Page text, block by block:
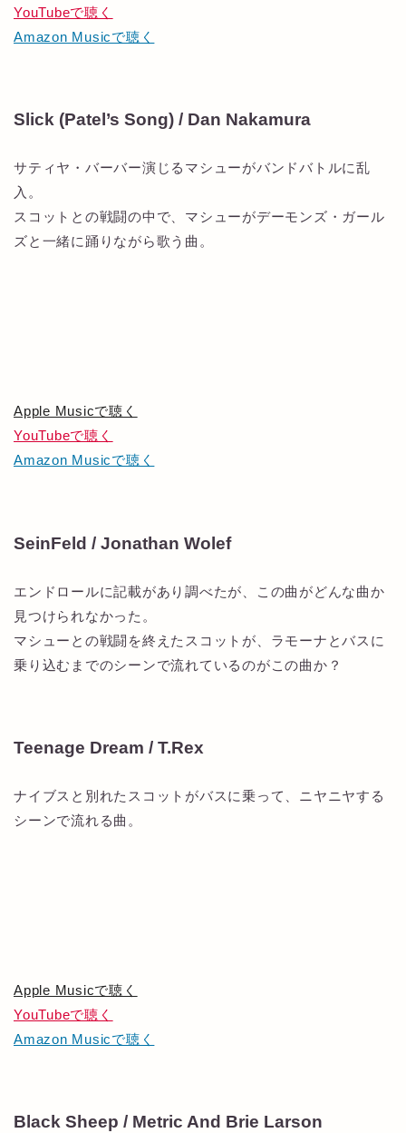
YouTubeで聴く
Amazon Musicで聴く
Slick (Patel’s Song) / Dan Nakamura
サティヤ・バーバー演じるマシューがバンドバトルに乱
入。
スコットとの戦闘の中で、マシューがデーモンズ・ガール
ズと一緒に踊りながら歌う曲。
Apple Musicで聴く
YouTubeで聴く
Amazon Musicで聴く
SeinFeld / Jonathan Wolef
エンドロールに記載があり調べたが、この曲がどんな曲か
見つけられなかった。
マシューとの戦闘を終えたスコットが、ラモーナとバスに
乗り込むまでのシーンで流れているのがこの曲か？
Teenage Dream / T.Rex
ナイブスと別れたスコットがバスに乗って、ニヤニヤする
シーンで流れる曲。
Apple Musicで聴く
YouTubeで聴く
Amazon Musicで聴く
Black Sheep / Metric And Brie Larson